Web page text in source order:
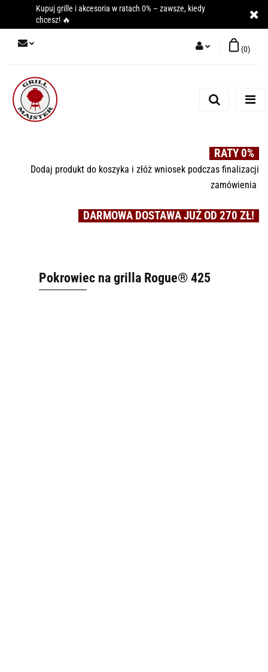
Kupuj grille i akcesoria w ratach 0% – zawsze, kiedy
chcesz! 🔥
Zarejestruj się
(0)
RATY 0%
Dodaj produkt do koszyka i złóż wniosek podczas finalizacji
zamówienia
DARMOWA DOSTAWA JUŻ OD 270 ZŁ!
Pokrowiec na grilla Rogue® 425